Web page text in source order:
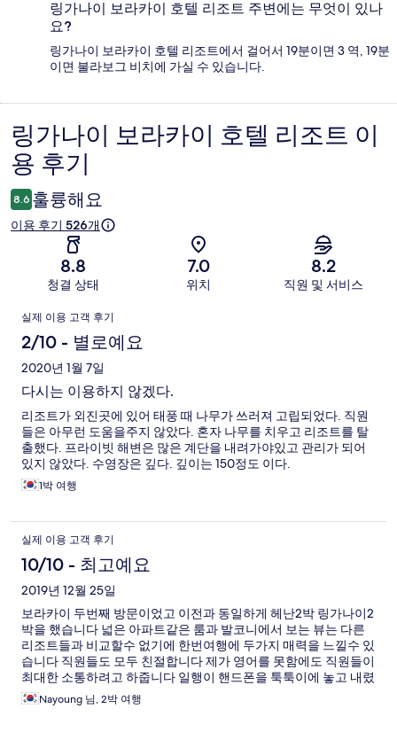
링가나이 보라카이 호텔 리조트 주변에는 무엇이 있나
요?
링가나이 보라카이 호텔 리조트에서 걸어서 19분이면 3 역, 19분
이면 불라보그 비치에 가실 수 있습니다.
이
용
후
기
링가나이 보라카이 호텔 리조트 이
용 후기
8.6 훌륭해요
이용 후기 526개
8.8
청결 상태
7.0
위치
8.2
직원 및 서비스
이
용
후
기
실제 이용 고객 후기
2/10 - 별로예요
2020년 1월 7일
다시는 이용하지 않겠다.
리조트가 외진곳에 있어 태풍 때 나무가 쓰러져 고립되었다. 직원
들은 아무런 도움을주지 않았다. 혼자 나무를 치우고 리조트를 탈
출했다. 프라이빗 해변은 많은 계단을 내려가야있고 관리가 되어
있지 않았다. 수영장은 깊다. 깊이는 150정도 이다.
1박 여행
실제 이용 고객 후기
10/10 - 최고예요
2019년 12월 25일
보라카이 두번째 방문이었고 이전과 동일하게 헤난2박 링가나이2
박을 했습니다 넓은 아파트같은 룸과 발코니에서 보는 뷰는 다른
리조트들과 비교할수 없기에 한번여행에 두가지 매력을 느낄수 있
습니다 직원들도 모두 친절합니다 제가 영어를 못함에도 직원들이
최대한 소통하려고 하줍니다 일행이 핸드폰을 툭툭이에 놓고 내렸
는데 전 직원이 나서서 찾아주려고 노력해주는 모습에 감동받았습
니다(현지유심을 끼워놓았고 정문가드분들이 통화해서 말도안되
Nayoung 님, 2박 여행